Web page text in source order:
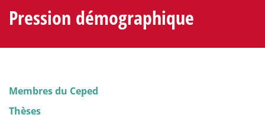
Pression démographique
Membres du Ceped
Thèses